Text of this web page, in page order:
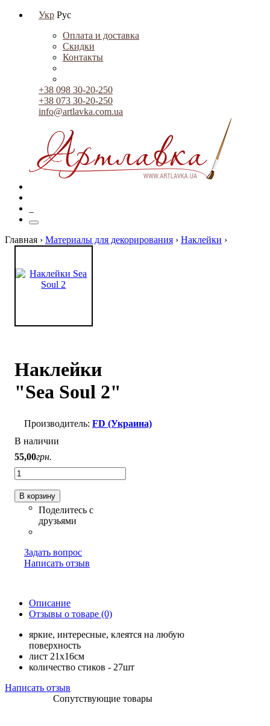
Укр Рус
Оплата и доставка
Скидки
Контакты
+38 098 30-20-250
+38 073 30-20-250
info@artlavka.com.ua
Главная › Материалы для декорирования › Наклейки ›
Наклейки
"Sea Soul 2"
FD (Украина)
В наличии
55,00грн.
В корзину
Задать вопрос
Написать отзыв
Описание
Отзывы о товаре (0)
яркие, интересные, клеятся на любую
поверхность
лист 21х16см
количество стиков - 27шт
Написать отзыв
Сопутствующие товары